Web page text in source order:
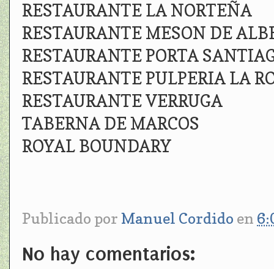
RESTAURANTE LA NORTEÑA
RESTAURANTE MESON DE
RESTAURANTE PORTA
RESTAURANTE PULPERIA LA
RESTAURANTE VERRUGA
TABERNA DE MARCOS
ROYAL BOUNDARY
Publicado por Manuel Cordido en
No hay comentarios: